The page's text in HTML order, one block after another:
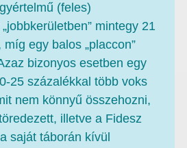
(feles)
mintegy 21
egy balos „placcon”
bizonyos esetben egy
25 százalékkal több voks
nem könnyű összehozni,
illetve a Fidesz
saját táborán kívül